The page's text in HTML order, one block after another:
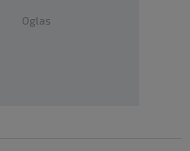
Oglas